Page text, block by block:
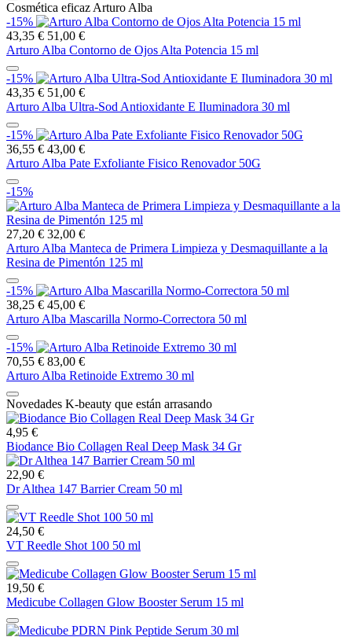
Cosmética eficaz Arturo Alba
-15%
43,35 € 51,00 €
Arturo Alba Contorno de Ojos Alta Potencia 15 ml
-15%
43,35 € 51,00 €
Arturo Alba Ultra-Sod Antioxidante E Iluminadora 30 ml
-15%
36,55 € 43,00 €
Arturo Alba Pate Exfoliante Fisico Renovador 50G
-15%
27,20 € 32,00 €
Arturo Alba Manteca de Primera Limpieza y Desmaquillante a la
Resina de Pimentón 125 ml
-15%
38,25 € 45,00 €
Arturo Alba Mascarilla Normo-Correctora 50 ml
-15%
70,55 € 83,00 €
Arturo Alba Retinoide Extremo 30 ml
Novedades K-beauty que están arrasando
4,95 €
Biodance Bio Collagen Real Deep Mask 34 Gr
22,90 €
Dr Althea 147 Barrier Cream 50 ml
24,50 €
VT Reedle Shot 100 50 ml
19,50 €
Medicube Collagen Glow Booster Serum 15 ml